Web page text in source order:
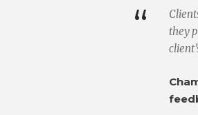
“
they